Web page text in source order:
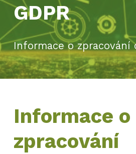
GDPR
Informace o zpracování
Informace o
zpracování